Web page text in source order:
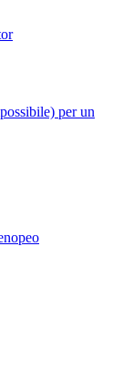
per un